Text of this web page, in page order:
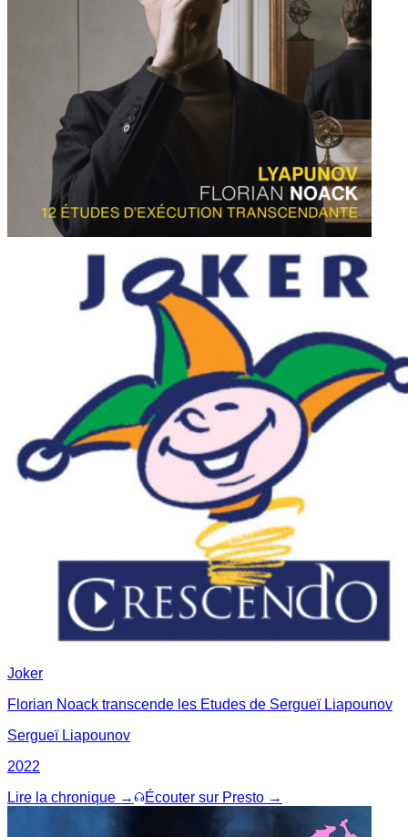
Joker
Florian Noack transcende les Etudes de Sergueï Liapounov
Sergueï Liapounov
2022
Lire la chronique →
Écouter sur Presto →